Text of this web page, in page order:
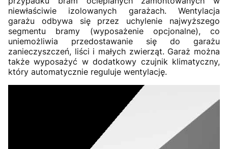
niewłaściwie izolowanych garażach. Wentylacja
garażu odbywa się przez uchylenie najwyższego
segmentu bramy (wyposażenie opcjonalne), co
uniemożliwia przedostawanie się do garażu
zanieczyszczeń, liści i małych zwierząt. Garaż można
także wyposażyć w dodatkowy czujnik klimatyczny,
który automatycznie reguluje wentylację.